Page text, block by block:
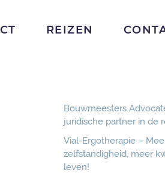
REIZEN
Bouwmeesters
juridische partner in de
Vial-Ergotherapie –
zelfstandigheid, meer
leven!